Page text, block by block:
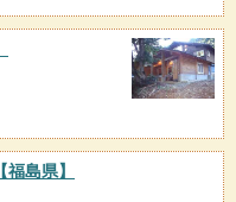
【福島県】